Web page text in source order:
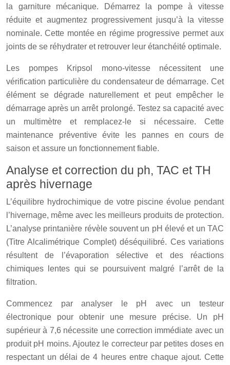
la garniture mécanique. Démarrez la pompe à vitesse
réduite et augmentez progressivement jusqu’à la vitesse
nominale. Cette montée en régime progressive permet aux
joints de se réhydrater et retrouver leur étanchéité optimale.
Les pompes Kripsol mono-vitesse nécessitent une
vérification particulière du condensateur de démarrage. Cet
élément se dégrade naturellement et peut empêcher le
démarrage après un arrêt prolongé. Testez sa capacité avec
un multimètre et remplacez-le si nécessaire. Cette
maintenance préventive évite les pannes en cours de
saison et assure un fonctionnement fiable.
Analyse et correction du ph, TAC et TH
après hivernage
L’équilibre hydrochimique de votre piscine évolue pendant
l’hivernage, même avec les meilleurs produits de protection.
L’analyse printanière révèle souvent un pH élevé et un TAC
(Titre Alcalimétrique Complet) déséquilibré. Ces variations
résultent de l’évaporation sélective et des réactions
chimiques lentes qui se poursuivent malgré l’arrêt de la
filtration.
Commencez par analyser le pH avec un testeur
électronique pour obtenir une mesure précise. Un pH
supérieur à 7,6 nécessite une correction immédiate avec un
produit pH moins. Ajoutez le correcteur par petites doses en
respectant un délai de 4 heures entre chaque ajout. Cette